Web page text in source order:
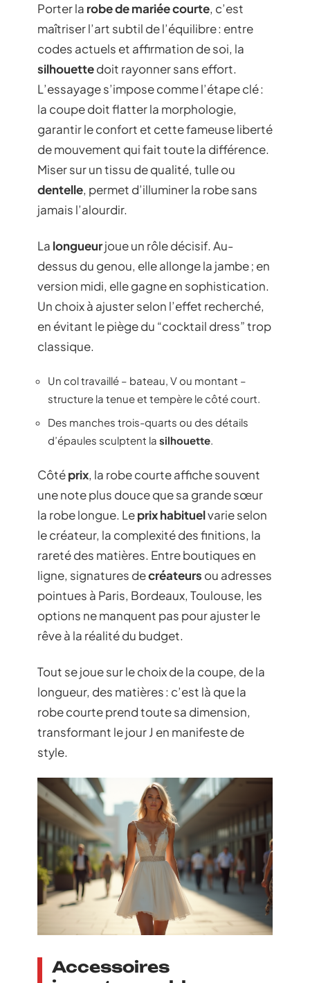
Porter la robe de mariée courte, c’est
maîtriser l’art subtil de l’équilibre : entre
codes actuels et affirmation de soi, la
silhouettedoit rayonner sans effort.
L’essayage s’impose comme l’étape clé :
la coupe doit flatter la morphologie,
garantir le confort et cette fameuse liberté
de mouvement qui fait toute la différence.
Miser sur un tissu de qualité, tulle ou
dentelle, permet d’illuminer la robe sans
jamais l’alourdir.
La longueurjoue un rôle décisif. Au-
dessus du genou, elle allonge la jambe ; en
version midi, elle gagne en sophistication.
Un choix à ajuster selon l’effet recherché,
en évitant le piège du “cocktail dress” trop
classique.
Un col travaillé – bateau, V ou montant –
structure la tenue et tempère le côté court.
Des manches trois-quarts ou des détails
d’épaules sculptent la silhouette
Côtéprix, la robe courte affiche souvent
une note plus douce que sa grande sœur
la robe longue. Leprix habituelvarie selon
le créateur, la complexité des finitions, la
rareté des matières. Entre boutiques en
ligne, signatures decréateurs ou adresses
pointues à Paris, Bordeaux, Toulouse, les
options ne manquent pas pour ajuster le
rêve à la réalité du budget.
Tout se joue sur le choix de la coupe, de la
longueur, des matières : c’est là que la
robe courte prend toute sa dimension,
transformant le jour J en manifeste de
style.
Accessoires